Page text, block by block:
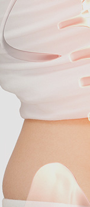
회전근개파열
테니스골프엘보
족저근막염
류마티스관절염